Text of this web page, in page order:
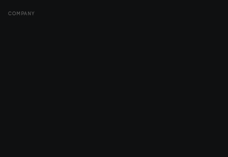
COMPANY